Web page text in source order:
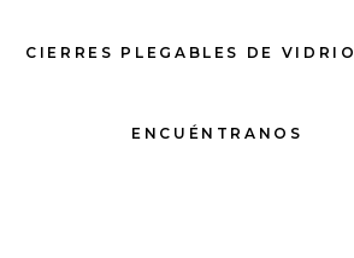
CIERRES PLEGABLES DE VIDRIO
ENCUÉNTRANOS